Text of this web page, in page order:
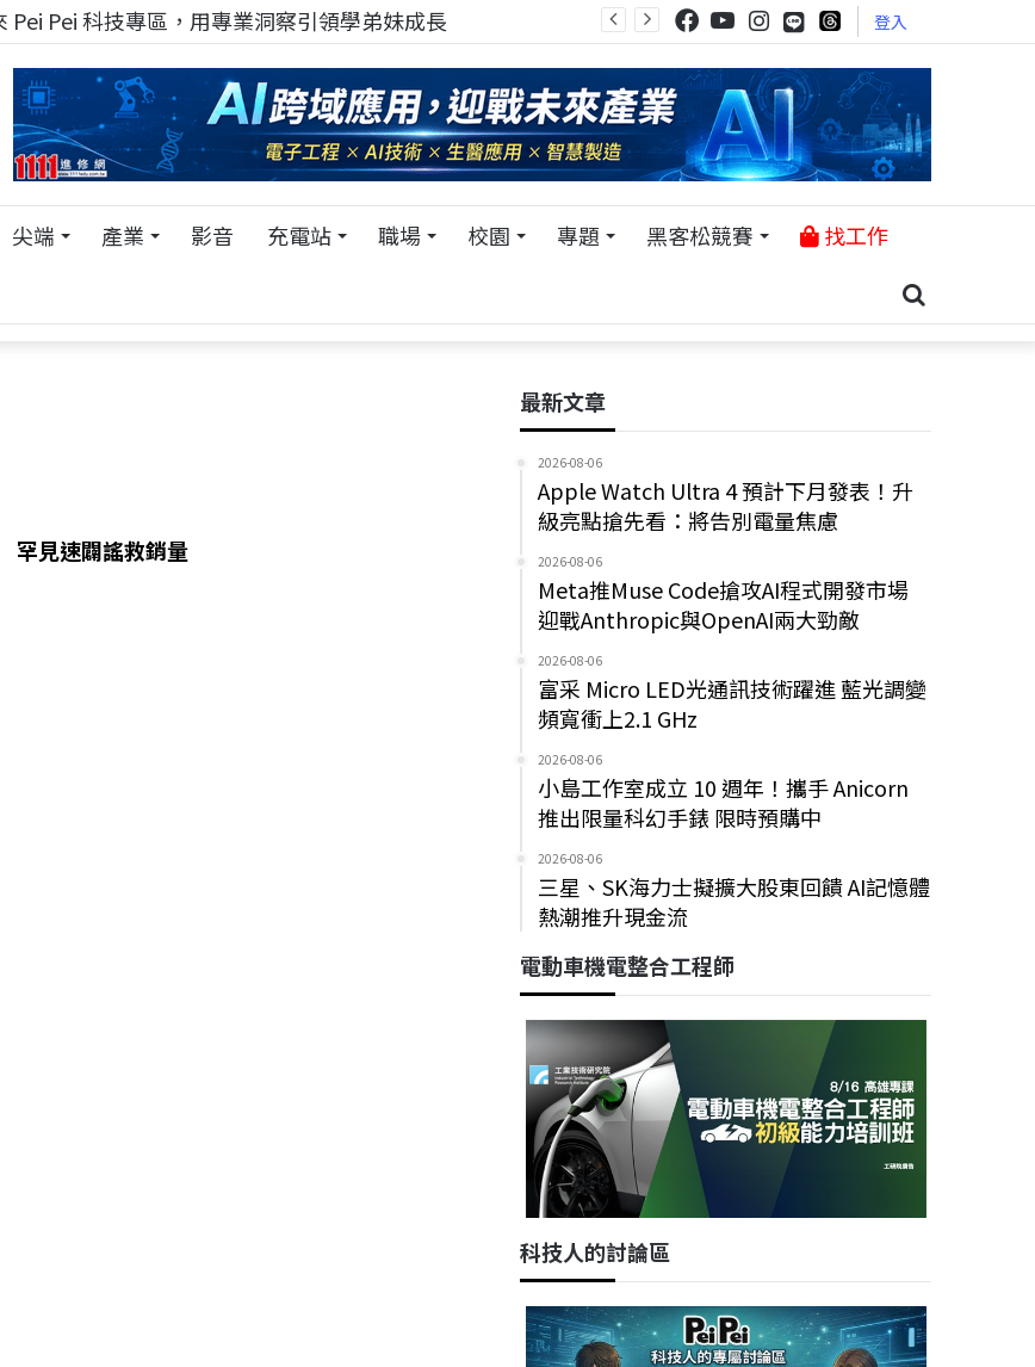
Pei Pei 科技專區，用專業洞察引領學弟妹成長 登入
尖端 產業 影音 充電站 職場 校園 專題 黑客松競賽 找工作
罕見速闢謠救銷量
最新文章
2026-08-06
Apple Watch Ultra 4 預計下月發表！升
級亮點搶先看：將告別電量焦慮
2026-08-06
Meta推Muse Code搶攻AI程式開發市場
迎戰Anthropic與OpenAI兩大勁敵
2026-08-06
富采 Micro LED光通訊技術躍進 藍光調變
頻寬衝上2.1 GHz
2026-08-06
小島工作室成立 10 週年！攜手 Anicorn
推出限量科幻手錶 限時預購中
2026-08-06
三星、SK海力士擬擴大股東回饋 AI記憶體
熱潮推升現金流
電動車機電整合工程師
科技人的討論區